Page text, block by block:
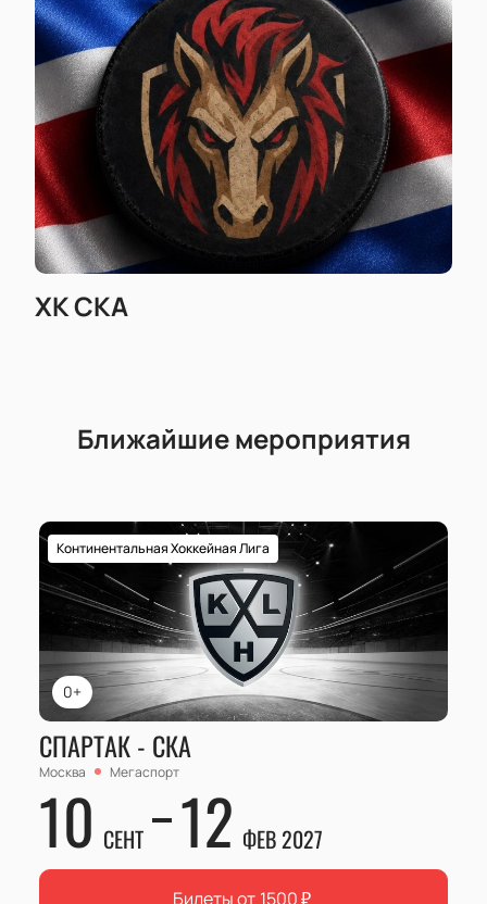
продолжительности матча вы найдете при
оформлении заказа через наш сайт. Покупайте
билеты онлайн — это удобно, надежно и позволяет
заранее спланировать визит на любимый спорт.
ХК СКА
Ближайшие мероприятия
0+
Континентальная Хоккейная Лига
СПАРТАК - СКА
Москва Мегаспорт
10 СЕНТ 12 ФЕВ 2027
Билеты от 1500₽